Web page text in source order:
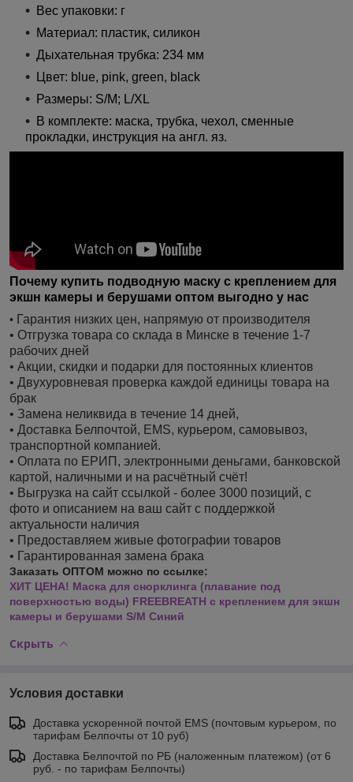
Вес упаковки: г
Материал: пластик, силикон
Дыхательная трубка: 234 мм
Цвет: blue, pink, green, black
Размеры: S/M; L/XL
В комплекте: маска, трубка, чехол, сменные
прокладки, инструкция на англ. яз.
Почему купить подводную маску с креплением для
экшн камеры и берушами оптом выгодно у нас
• Гарантия низких цен, напрямую от производителя
• Отгрузка товара со склада в Минске в течение 1-7
рабочих дней
• Акции, скидки и подарки для постоянных клиентов
• Двухуровневая проверка каждой единицы товара на
брак
• Замена неликвида в течение 14 дней,
• Доставка Белпочтой, EMS, курьером, самовывоз,
транспортной компанией.
• Оплата по ЕРИП, электронными деньгами, банковской
картой, наличными и на расчётный счёт!
• Выгрузка на сайт ссылкой - более 3000 позиций, с
фото и описанием на ваш сайт с поддержкой
актуальности наличия
• Предоставляем живые фотографии товаров
• Гарантированная замена брака
Заказать ОПТОМ можно по ссылке:
ХИТ ЦЕНА! Маска для снорклинга (плавание под
поверхностью воды) FREEBREATH с креплением для экшн
камеры и берушами S/M Синий
Скрыть
Условия доставки
Доставка ускоренной почтой EMS (почтовым курьером, по
тарифам Белпочты от 10 руб)
Доставка Белпочтой по РБ (наложенным платежом) (от 6
руб. - по тарифам Белпочты)